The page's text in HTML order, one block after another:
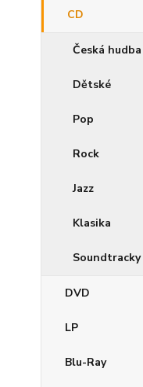
CD
Česká hudba
Dětské
Pop
Rock
Jazz
Klasika
Soundtracky
DVD
LP
Blu-Ray